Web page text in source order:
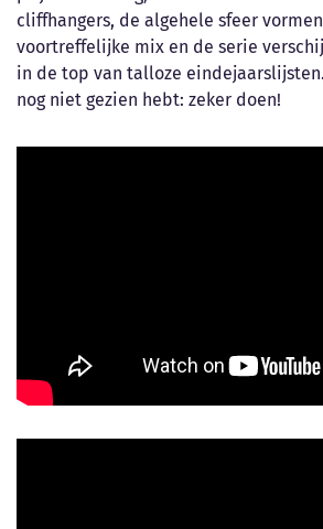
cliffhangers, de algehele sfeer
voortreffelijke mix en de serie
in de top van talloze
nog niet gezien hebt: zeker doen!